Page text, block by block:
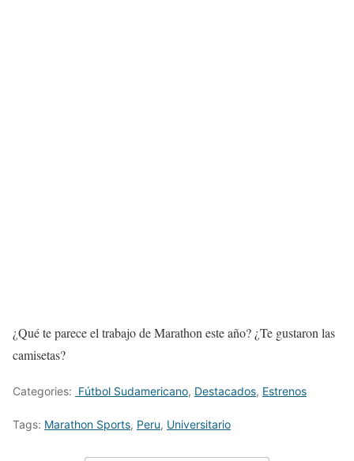
¿Qué te parece el trabajo de Marathon este año? ¿Te gustaron las
camisetas?
Categories: Fútbol Sudamericano, Destacados, Estrenos
Tags: Marathon Sports, Peru, Universitario